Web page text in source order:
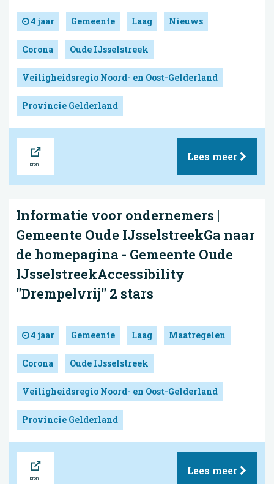
4 jaar Gemeente Laag Nieuws
Corona Oude IJsselstreek
Veiligheidsregio Noord- en Oost-Gelderland
Provincie Gelderland
Lees meer
Informatie voor ondernemers |
Gemeente Oude IJsselstreekGa naar
de homepagina - Gemeente Oude
IJsselstreekAccessibility
"Drempelvrij" 2 stars
4 jaar Gemeente Laag Maatregelen
Corona Oude IJsselstreek
Veiligheidsregio Noord- en Oost-Gelderland
Provincie Gelderland
Lees meer